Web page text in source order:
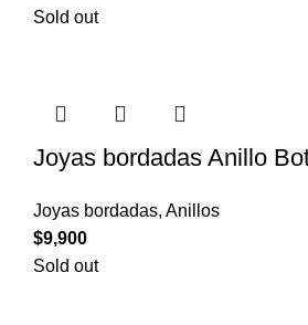
Sold out
Joyas bordadas Anillo
Joyas bordadas, Anillos
$9,900
Sold out